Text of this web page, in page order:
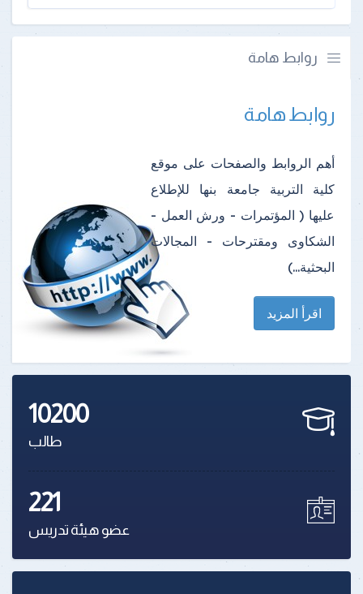
روابط هامة
روابط هامة
أهم الروابط والصفحات على موقع
كلية التربية جامعة بنها للإطلاع
عليها ( المؤتمرات - ورش العمل -
الشكاوى ومقترحات - المجالات
البحثية...)
اقرأ المزيد
10200
طالب
221
عضو هيئة تدريس